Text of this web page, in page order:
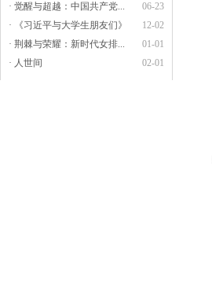
06-23
· 觉醒与超越：中国共产党...
12-02
· 《习近平与大学生朋友们》
01-01
· 荆棘与荣耀：新时代女排...
02-01
· 人世间